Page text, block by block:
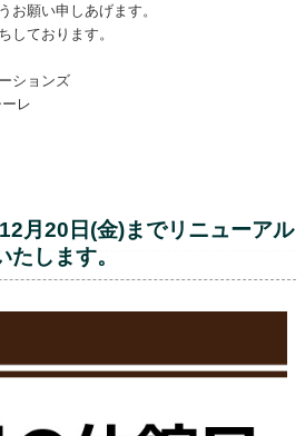
お願い申しあげます。
しております。
ションズ
レ
月20日(金)までリニューアル
します。